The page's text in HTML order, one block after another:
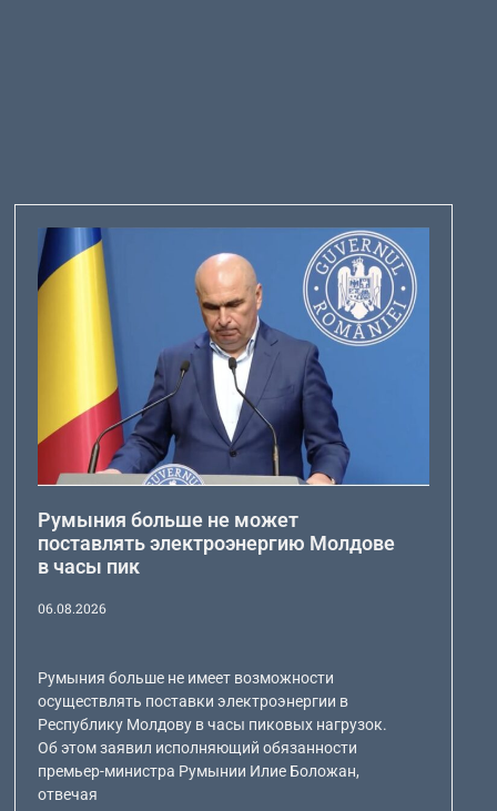
Румыния больше не может
поставлять электроэнергию Молдове
в часы пик
06.08.2026
Румыния больше не имеет возможности
осуществлять поставки электроэнергии в
Республику Молдову в часы пиковых нагрузок.
Об этом заявил исполняющий обязанности
премьер-министра Румынии Илие Боложан,
отвечая